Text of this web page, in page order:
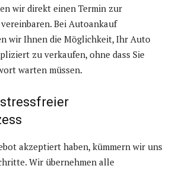
wir direkt einen Termin zur
Bei Autoankauf
wir Ihnen die Möglichkeit, Ihr Auto
zu verkaufen, ohne dass Sie
warten müssen.
akzeptiert haben, kümmern wir uns
Wir übernehmen alle